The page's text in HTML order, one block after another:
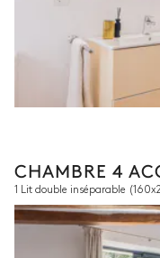
CHAMBRE 4
1 Lit double inséparable